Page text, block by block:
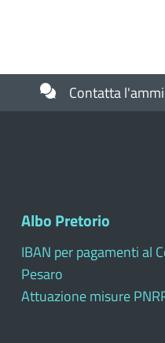
Contatta
Albo Pretorio
IBAN per pagamenti al
Pesaro
Attuazione misure